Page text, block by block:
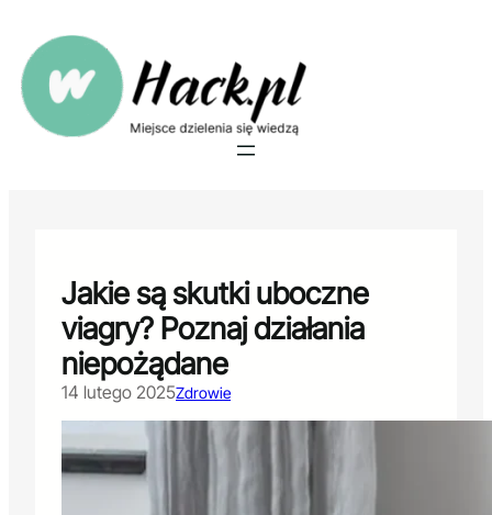
treści
Jakie są skutki uboczne
viagry? Poznaj działania
niepożądane
14 lutego 2025Zdrowie